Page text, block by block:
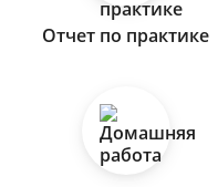
Отчет по практике